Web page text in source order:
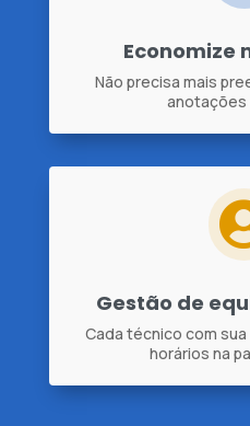
Economize
Não precisa mais
anotações
Gestão de
Cada técnico com
horários na